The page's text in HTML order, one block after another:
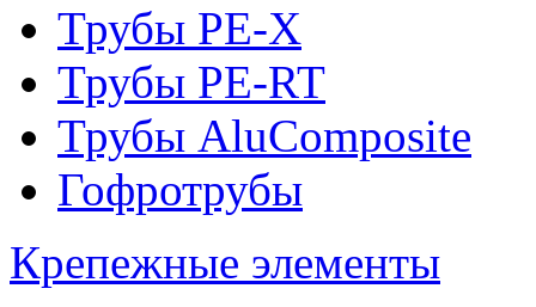
Трубы PE-X
Трубы PE-RT
Трубы AluComposite
Гофротрубы
Крепежные элементы